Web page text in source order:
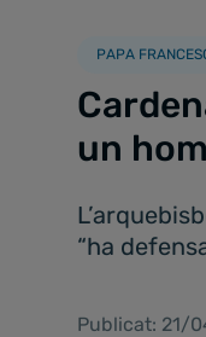
PAPA
un
“ha
Publicat: 21/